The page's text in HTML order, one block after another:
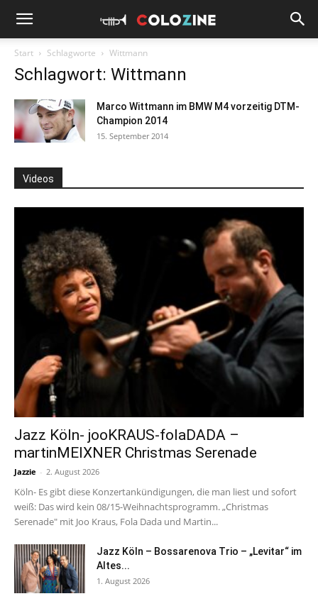
Start Schlagworte Wittmann
Schlagwort: Wittmann
Marco Wittmann im BMW M4 vorzeitig DTM-
Champion 2014
15. September 2014
Videos
Jazz Köln- jooKRAUS-folaDADA –
martinMEIXNER Christmas Serenade
Jazzie - 2. August 2026
Köln- Es gibt diese Konzertankündigungen, die man liest und sofort
weiß: Das wird kein 08/15-Weihnachtsprogramm. „Christmas
Serenade" mit Joo Kraus, Fola Dada und Martin...
Jazz Köln – Bossarenova Trio – „Levitar“ im
Altes...
1. August 2026